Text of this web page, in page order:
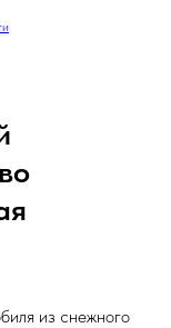
из снежного